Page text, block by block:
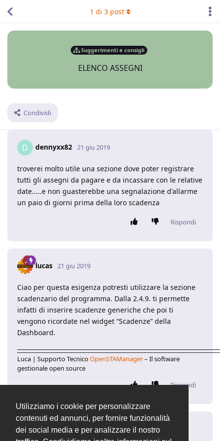
Utilizziamo i cookie per personalizzare
contenuti ed annunci, per fornire funzionalità
dei social media e per analizzare il nostro
Suggerimenti e consigli
ELENCO ASSEGNI
Condividi
1 di 3post
D dennyxx82 21 giu 2019
troverei molto utile una sezione dove poter registrare
tutti gli assegni da pagare e da incassare con le relative
date.....e non guasterebbe una segnalazione d'allarme
un paio di giorni prima della loro scadenza
Rispondi
lucas 21 giu 2019
Ciao per questa esigenza potresti utilizzare la sezione
scadenzario del programma. Dalla 2.4.9. ti permette
infatti di inserire scadenze generiche che poi ti
vengono ricordate nel widget “Scadenze” della
Dashboard.
Luca | Supporto TecnicoOpenSTAManager– Il software
gestionale open source
Rispondi
D dennyxx82 21 giu 2019